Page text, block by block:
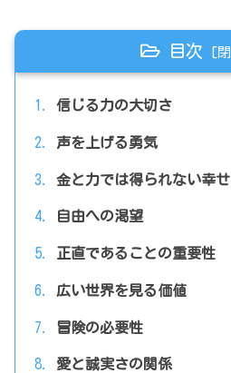
目次
信じる力の大切さ
声を上げる勇気
金と力では得られない幸せ
自由への渇望
正直であることの重要性
広い世界を見る価値
冒険の必要性
愛と誠実さの関係